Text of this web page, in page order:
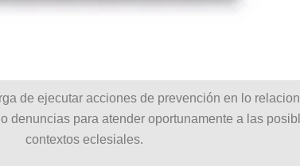
de ejecutar acciones de prevención en lo
denuncias para atender oportunamente a las
contextos eclesiales.